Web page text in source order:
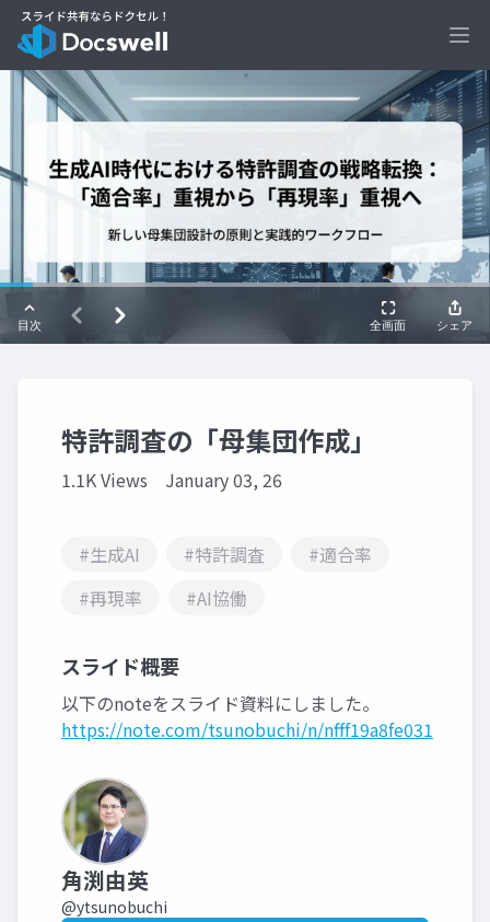
特許調査の「母集団作成」
1.1K Views January 03, 26
#生成AI #特許調査
#適合率
#再現率
#AI協働
スライド概要
以下のnoteをスライド資料にしました。
https://note.com/tsunobuchi/n/nfff19a8fe031
角渕由英
@ytsunobuchi